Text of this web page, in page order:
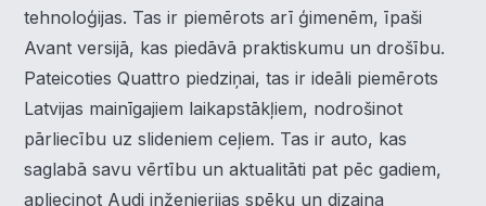
tehnoloģijas. Tas ir piemērots arī ģimenēm, īpaši
Avant versijā, kas piedāvā praktiskumu un drošību.
Pateicoties Quattro piedziņai, tas ir ideāli piemērots
Latvijas mainīgajiem laikapstākļiem, nodrošinot
pārliecību uz slideniem ceļiem. Tas ir auto, kas
saglabā savu vērtību un aktualitāti pat pēc gadiem,
apliecinot Audi inženierijas spēku un dizaina
Piekrišanas preferences
Mēs izmantojam sīkdatnes, lai palīdzētu jums efektīvi